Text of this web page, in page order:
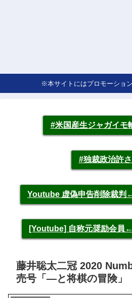
※本サイトにはプロモーショ
#米国産生ジャガイモ
#独裁政治許
Youtube 虚偽申告削除裁判
[Youtube] 自称元奨励会員
藤井聡太二冠 2020
売号「―と将棋の冒険」